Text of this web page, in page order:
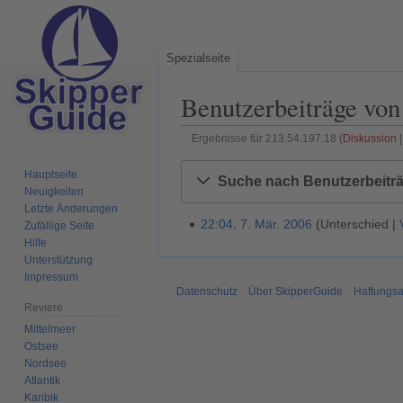
Benutzerbeiträge
Ergebnisse für 213.54.197.18 Diskussion
Navigation
Suche
Suche nach
ä
22:04, 7. Mär. 2006 Unterschied
Spezialseite
Hauptseite
Neuigkeiten
Letzte Änderungen
Zufällige Seite
Hilfe
Unterstützung
Impressum
Reviere
Mittelmeer
Ostsee
Nordsee
Atlantik
Karibik
Datenschutz Über SkipperGuide